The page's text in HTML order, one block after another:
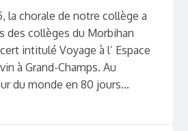
la chorale de notre collège a
des collèges du Morbihan
intitulé Voyage à l’ Espace
à Grand-Champs. Au
du monde en 80 jours...